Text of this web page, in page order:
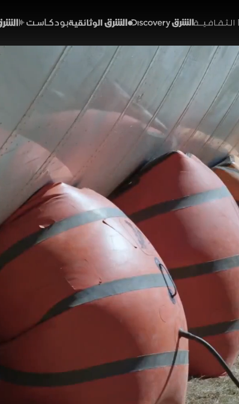
شاحنات في أزمة
42:51 علوم
الطريق السريع عبر الجحيم الحلقة 12
تواجه عمليات الإنقاذ تحديات معقدة تضع
جيمي ديفيس لرفع شاحنة نصف مقطورة انقلبت
بدعم رافعة السكك الحديدية "هِركيولِس"، وفي
مقلوبة لإعادة طاقمها للعمل.
برامج العلوم والهندسة ديسكفري